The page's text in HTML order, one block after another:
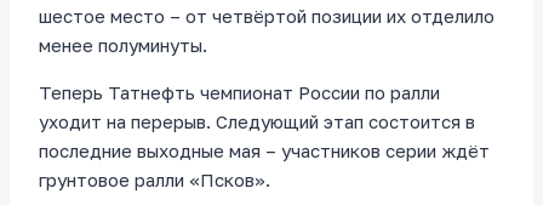
шестое место – от четвёртой позиции их отделило
менее полуминуты.
Теперь Татнефть чемпионат России по ралли
уходит на перерыв. Следующий этап состоится в
последние выходные мая – участников серии ждёт
грунтовое ралли «Псков».